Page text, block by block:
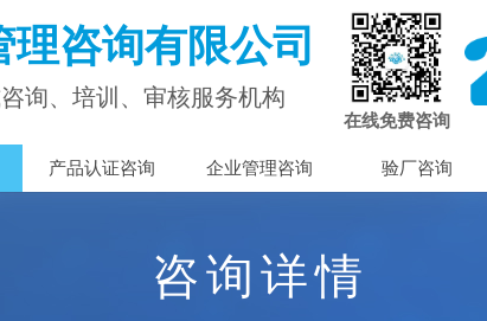
咨询详情
理咨询有限公司
询、培训、审核服务机构
产品认证咨询 企业管理咨询 验厂咨询
在线免费咨询